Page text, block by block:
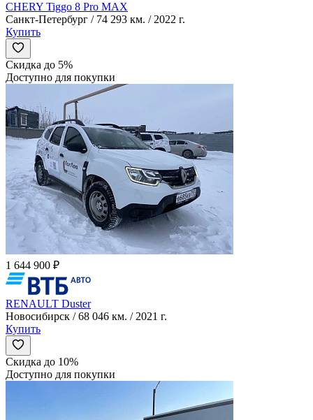
CHERY Tiggo 8 Pro MAX
Санкт-Петербург / 74 293 км. / 2022 г.
Купить
Скидка до 5%
Доступно для покупки
1 644 900 ₽
RENAULT Duster
Новосибирск / 68 046 км. / 2021 г.
Купить
Скидка до 10%
Доступно для покупки